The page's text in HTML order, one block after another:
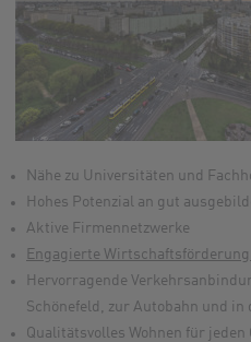
Nähe zu Universitäten und
Hohes Potenzial an gut
Aktive Firmennetzwerke
Engagierte
Hervorragende
Schönefeld, zur Autobahn und in
Qualitätsvolles Wohnen für jeden